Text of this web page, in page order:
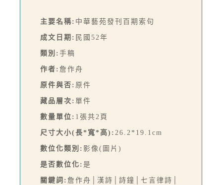
主要名稱: 中華藝苑發刊百期索句
成文日期: 民國52年
類別: 手稿
作者: 詹作舟
原件與否: 原件
藏品層次: 單件
數量單位: 1張共2頁
尺寸大小(長*寬*高): 26.2*19.1cm
數位化類別: 影像(圖片)
是否數位化: 是
關鍵詞: 詹作舟│漢詩│詩鐘│七言律詩│